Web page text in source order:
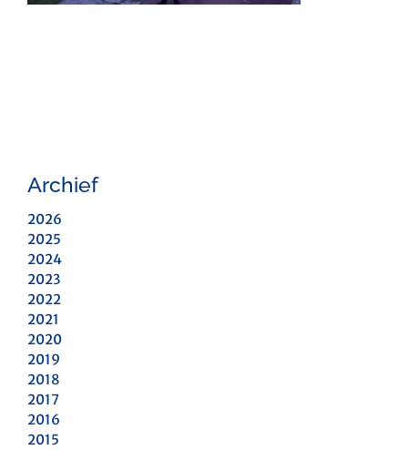
Archief
2026
2025
2024
2023
2022
2021
2020
2019
2018
2017
2016
2015